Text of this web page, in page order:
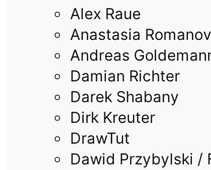
Alex Raue
Anastasia
Andreas
Damian Richter
Darek Shabany
Dirk Kreuter
DrawTut
Dawid Przybylski /